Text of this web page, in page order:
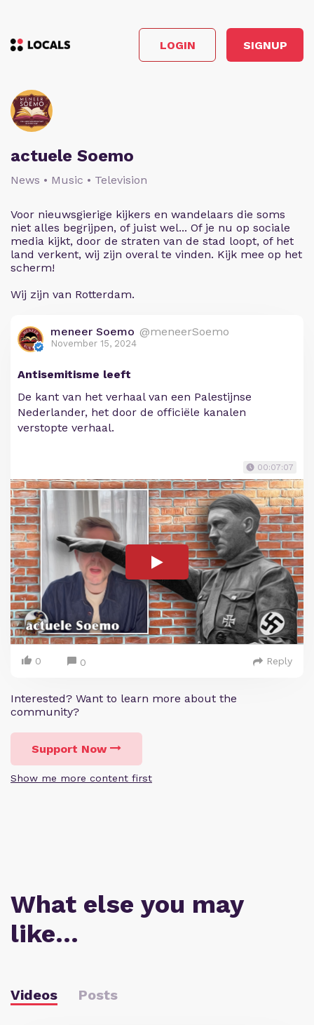
LOGIN SIGNUP
actuele Soemo
News • Music • Television
Voor nieuwsgierige kijkers en wandelaars die soms
niet alles begrijpen, of juist wel... Of je nu op sociale
media kijkt, door de straten van de stad loopt, of het
land verkent, wij zijn overal te vinden. Kijk mee op het
scherm!
Wij zijn van Rotterdam.
meneer Soemo @meneerSoemo
November 15, 2024
Antisemitisme leeft
De kant van het verhaal van een Palestijnse
Nederlander, het door de officiële kanalen
verstopte verhaal.
00:07:07
0 0 Reply
Interested? Want to learn more about the
community?
Support Now
Show me more content first
What else you may
like…
Videos Posts